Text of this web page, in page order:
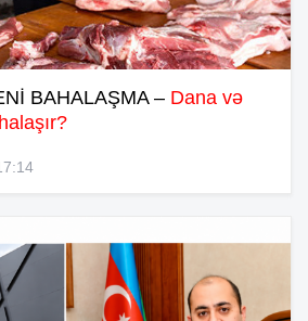
BAHALAŞMA – Dana və